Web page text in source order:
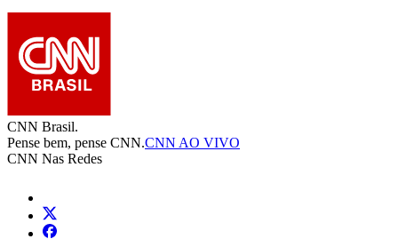
CNN Brasil.
Pense bem, pense CNN.CNN AO VIVO
CNN Nas Redes